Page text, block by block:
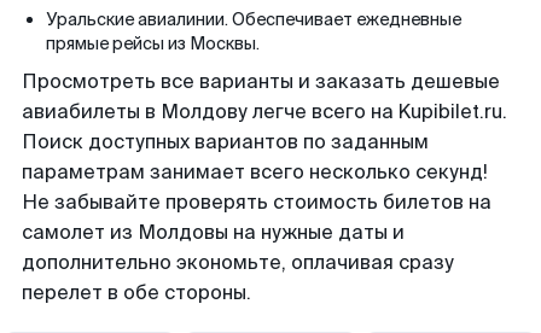
Уральские авиалинии. Обеспечивает ежедневные
прямые рейсы из Москвы.
Просмотреть все варианты и заказать дешевые
авиабилеты в Молдову легче всего на Kupibilet.ru.
Поиск доступных вариантов по заданным
параметрам занимает всего несколько секунд!
Не забывайте проверять стоимость билетов на
самолет из Молдовы на нужные даты и
дополнительно экономьте, оплачивая сразу
перелет в обе стороны.